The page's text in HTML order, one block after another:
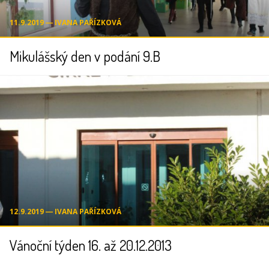
11.9.2019 ― IVANA PAŘÍZKOVÁ
Mikulášský den v podání 9.B
12.9.2019 ― IVANA PAŘÍZKOVÁ
Vánoční týden 16. až 20.12.2013